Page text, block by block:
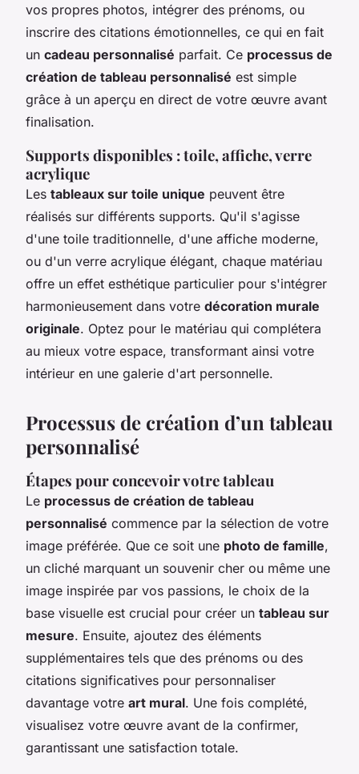
vos propres photos, intégrer des prénoms, ou
inscrire des citations émotionnelles, ce qui en fait
un cadeau personnalisé parfait. Ce processus de
création de tableau personnalisé est simple
grâce à un aperçu en direct de votre œuvre avant
finalisation.
Supports disponibles : toile, affiche, verre
acrylique
Les tableaux sur toile unique peuvent être
réalisés sur différents supports. Qu'il s'agisse
d'une toile traditionnelle, d'une affiche moderne,
ou d'un verre acrylique élégant, chaque matériau
offre un effet esthétique particulier pour s'intégrer
harmonieusement dans votre décoration murale
originale. Optez pour le matériau qui complétera
au mieux votre espace, transformant ainsi votre
intérieur en une galerie d'art personnelle.
Processus de création d’un tableau
personnalisé
Étapes pour concevoir votre tableau
Le processus de création de tableau
personnalisé commence par la sélection de votre
image préférée. Que ce soit une photo de famille,
un cliché marquant un souvenir cher ou même une
image inspirée par vos passions, le choix de la
base visuelle est crucial pour créer un tableau sur
mesure. Ensuite, ajoutez des éléments
supplémentaires tels que des prénoms ou des
citations significatives pour personnaliser
davantage votre art mural. Une fois complété,
visualisez votre œuvre avant de la confirmer,
garantissant une satisfaction totale.